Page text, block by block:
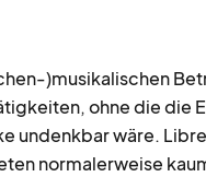
)musikalischen
ohne die die
undenkbar wäre.
normalerweise